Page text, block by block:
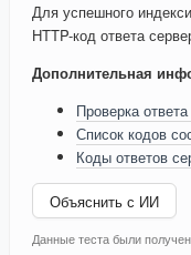
Для успешного
HTTP-код ответа
Дополнительная
Проверка
Список кодов
Коды ответов
Объяснить с ИИ
Данные теста были